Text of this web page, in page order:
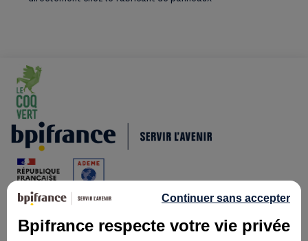
Mentions Légales
Bpifrance respecte votre vie privée
Continuer sans accepter